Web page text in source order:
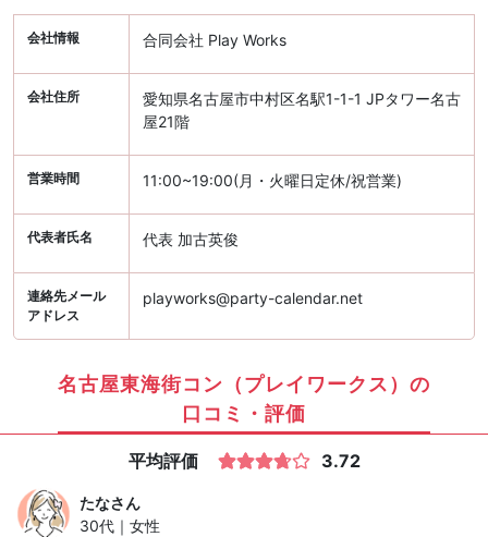
会社情報 合同会社 Play Works
会社住所
愛知県名古屋市中村区名駅1-1-1 JPタワー名古
屋21階
営業時間 11:00~19:00(月・火曜日定休/祝営業)
代表者氏名 代表 加古英俊
連絡先メール
アドレス
playworks@party-calendar.net
名古屋東海街コン（プレイワークス）の
口コミ・評価
平均評価 3.72
たなさん
30代｜女性